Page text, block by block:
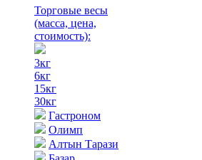
Торговые весы
(масса, цена,
стоимость):
3кг
6кг
15кг
30кг
Гастроном
Олимп
Алтын Тарази